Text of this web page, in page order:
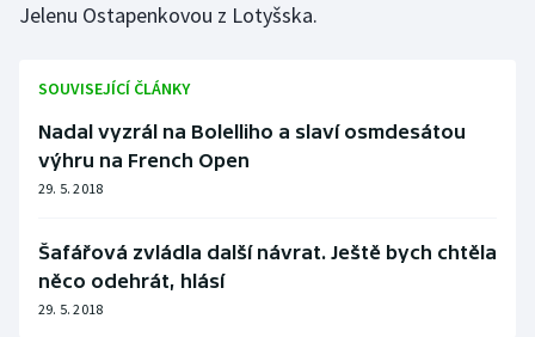
Judo
Krasobruslení
Lezení
Lyže a snowboard
Moderní pětiboj
Motorsport
Jelenu Ostapenkovou z Lotyšska.
SOUVISEJÍCÍ ČLÁNKY
Nadal vyzrál na Bolelliho a slaví osmdesátou
výhru na French Open
29. 5. 2018
Šafářová zvládla další návrat. Ještě bych chtěla
něco odehrát, hlásí
29. 5. 2018